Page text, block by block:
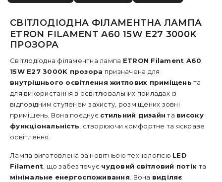
СВІТЛОДІОДНА ФІЛАМЕНТНА ЛАМПА
ETRON FILAMENT A60 15W E27 3000K
ПРОЗОРА
Світлодіодна філаментна лампа ETRON Filament A60
15W E27 3000K прозора призначена для
внутрішнього освітлення житлових приміщень та
для використання в освітлювальних приладах із
відповідним ступенем захисту, розміщених зовні
приміщень. Вона поєднує стильний дизайн та високу
функціональність , створюючи комфортне та яскраве
освітлення.
Лампа виготовлена за новітньою технологією LED
Filament , що забезпечує чудовий світловий потік та
мінімальне енергоспоживання . Вона виділяє